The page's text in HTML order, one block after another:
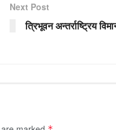
Next Post
त्रिभूवन अन्तर्राष्ट्रिय